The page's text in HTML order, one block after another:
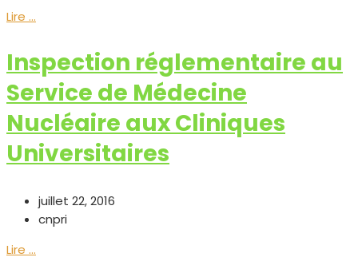
Lire ...
Inspection réglementaire au
Service de Médecine
Nucléaire aux Cliniques
Universitaires
juillet 22, 2016
cnpri
Lire ...